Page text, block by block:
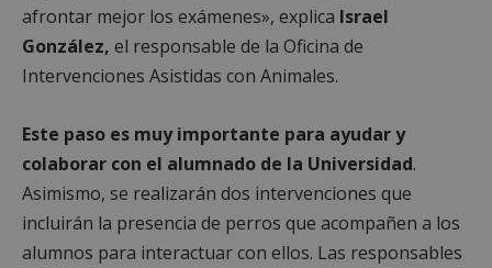
afrontar mejor los exámenes», explica Israel
González, el responsable de la Oficina de
Intervenciones Asistidas con Animales.
Este paso es muy importante para ayudar y
colaborar con el alumnado de la Universidad.
Asimismo, se realizarán dos intervenciones que
incluirán la presencia de perros que acompañen a los
alumnos para interactuar con ellos. Las responsables